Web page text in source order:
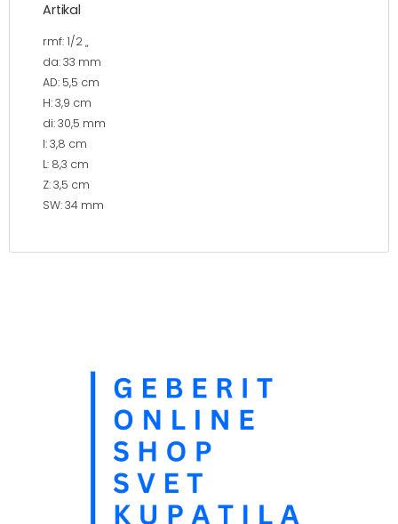
Artikal
rmf: 1/2 „
da: 33 mm
AD: 5,5 cm
H: 3,9 cm
di: 30,5 mm
I: 3,8 cm
L: 8,3 cm
Z: 3,5 cm
SW: 34 mm